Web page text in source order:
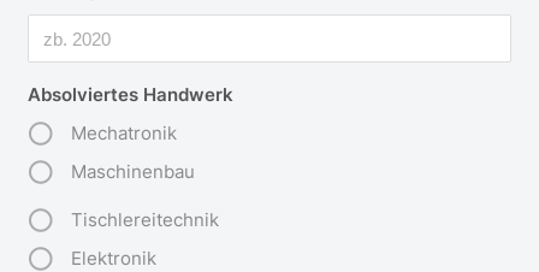
Absolviertes Handwerk
Mechatronik
Maschinenbau
Tischlereitechnik
Elektronik